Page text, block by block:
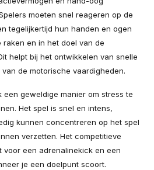
moeten snel reageren op de
tegelijkertijd hun handen en ogen
en in het doel van de
helpt bij het ontwikkelen van snelle
de motorische vaardigheden.
geweldige manier om stress te
Het spel is snel en intens,
kunnen concentreren op het spel
verzetten. Het competitieve
voor een adrenalinekick en een
je een doelpunt scoort.